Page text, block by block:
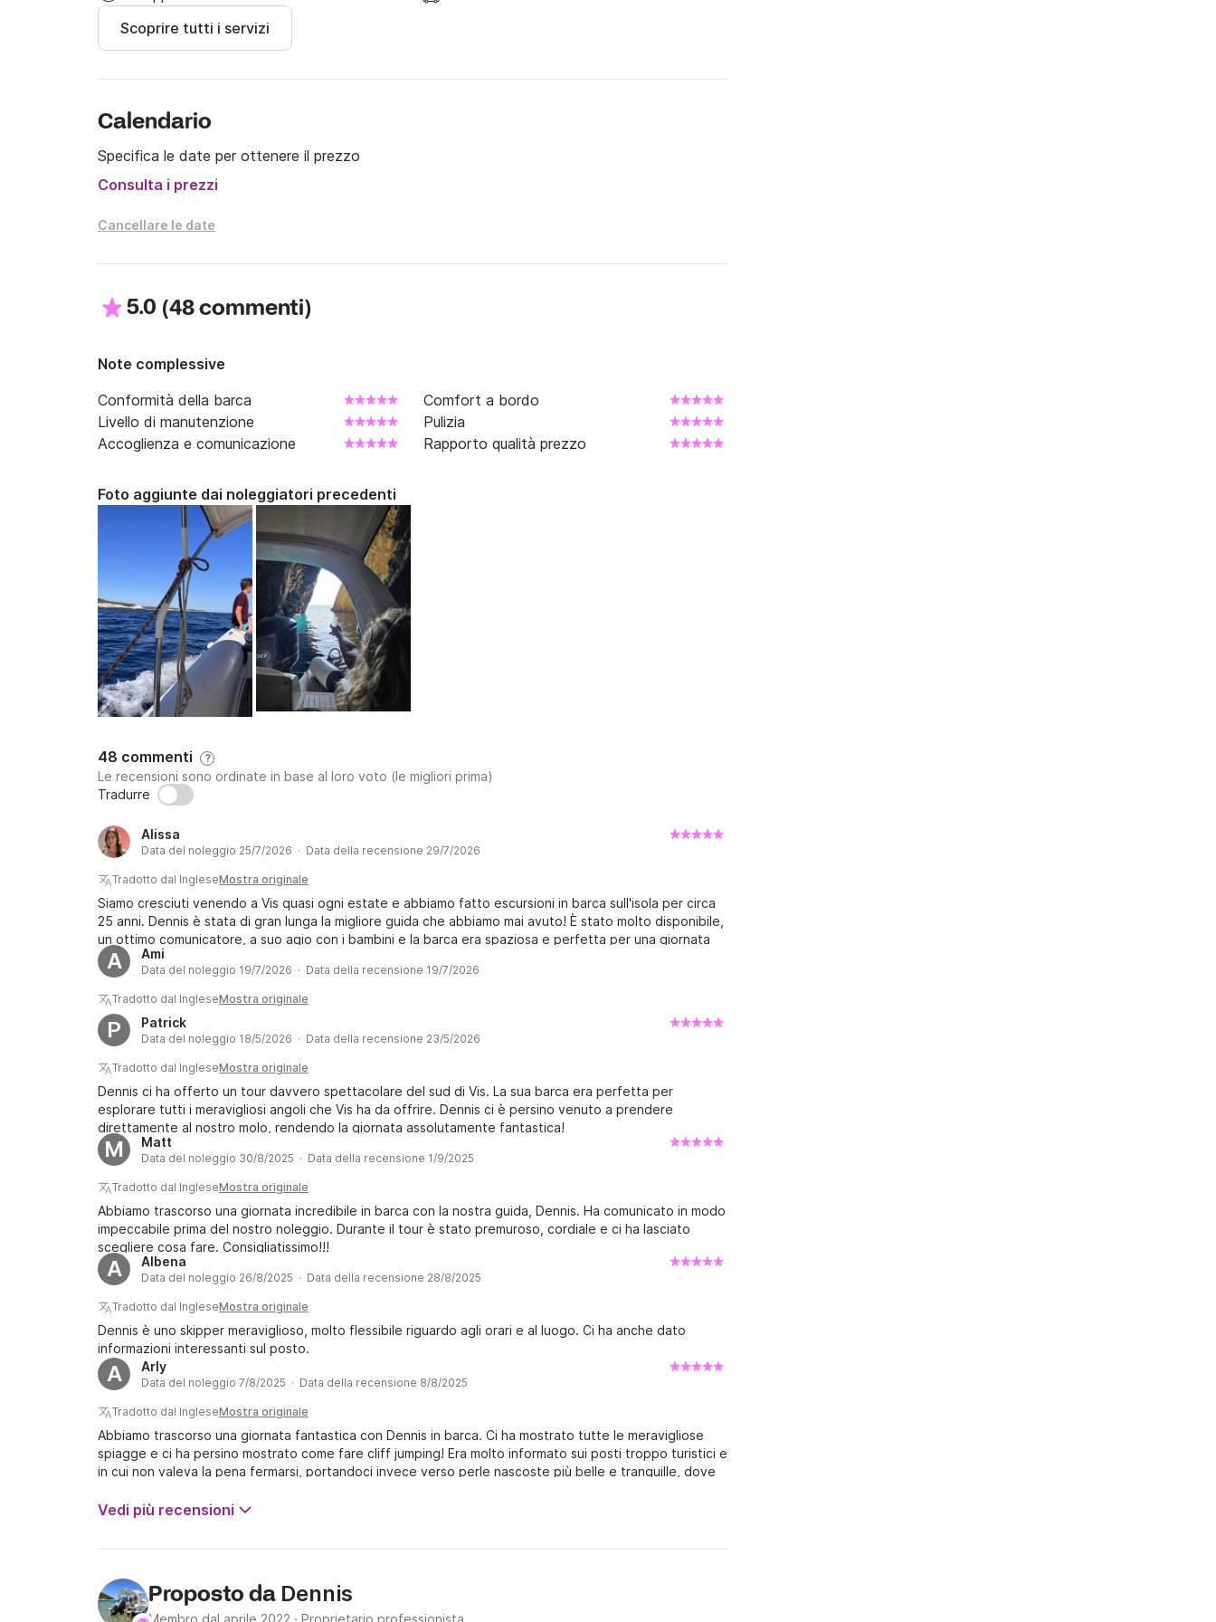
Per qualsiasi domanda o dubbio sulla barca o sui luoghi da visitare, contattatemi e sarò felice
Scoprire tutti i servizi
Calendario
Specifica le date per ottenere il prezzo
Consulta i prezzi
Cancellare le date
5.0 (48 commenti)
Note complessive
Conformità della barca
Comfort a bordo
Livello di manutenzione
Pulizia
Accoglienza e comunicazione
Rapporto qualità prezzo
Foto aggiunte dai noleggiatori precedenti
48 commenti ?
Le recensioni sono ordinate in base al loro voto (le migliori prima)
Tradurre
Alissa
Data del noleggio 25/7/2026 · Data della recensione 29/7/2026
Tradotto dal IngleseMostra originale
Siamo cresciuti venendo a Vis quasi ogni estate e abbiamo fatto escursioni in barca sull'isola per circa
25 anni. Dennis è stata di gran lunga la migliore guida che abbiamo mai avuto! È stato molto disponibile,
un ottimo comunicatore, a suo agio con i bambini e la barca era spaziosa e perfetta per una giornata
divertente sul meraviglioso Mar Adriatico. Partire presto (alle 8 del mattino) è stata un'ottima idea.
Siamo stati i primi a Stiniva e ci siamo goduti un cappuccino (e una travarica) al bar sulla spiaggia. La
spiaggia di Smokova è stata il momento clou, con la sua ampia distesa di sabbia bassa e le acque
cristalline. Consigliamo vivamente di prenotare la vostra escursione in barca con Dennis 10/10!!
A Ami
Data del noleggio 19/7/2026 · Data della recensione 19/7/2026
Tradotto dal IngleseMostra originale
P Patrick
Data del noleggio 18/5/2026 · Data della recensione 23/5/2026
Tradotto dal IngleseMostra originale
Dennis ci ha offerto un tour davvero spettacolare del sud di Vis. La sua barca era perfetta per
esplorare tutti i meravigliosi angoli che Vis ha da offrire. Dennis ci è persino venuto a prendere
direttamente al nostro molo, rendendo la giornata assolutamente fantastica!
M Matt
Data del noleggio 30/8/2025 · Data della recensione 1/9/2025
Tradotto dal IngleseMostra originale
Abbiamo trascorso una giornata incredibile in barca con la nostra guida, Dennis. Ha comunicato in modo
impeccabile prima del nostro noleggio. Durante il tour è stato premuroso, cordiale e ci ha lasciato
scegliere cosa fare. Consigliatissimo!!!
A Albena
Data del noleggio 26/8/2025 · Data della recensione 28/8/2025
Tradotto dal IngleseMostra originale
Dennis è uno skipper meraviglioso, molto flessibile riguardo agli orari e al luogo. Ci ha anche dato
informazioni interessanti sul posto.
A Arly
Data del noleggio 7/8/2025 · Data della recensione 8/8/2025
Tradotto dal IngleseMostra originale
Abbiamo trascorso una giornata fantastica con Dennis in barca. Ci ha mostrato tutte le meravigliose
spiagge e ci ha persino mostrato come fare cliff jumping! Era molto informato sui posti troppo turistici e
in cui non valeva la pena fermarsi, portandoci invece verso perle nascoste più belle e tranquille, dove
mezza giornata, ma avremmo voluto prenotare di più!
Vedi più recensioni
Proposto da Dennis
Membro dal aprile 2022 · Proprietario professionista